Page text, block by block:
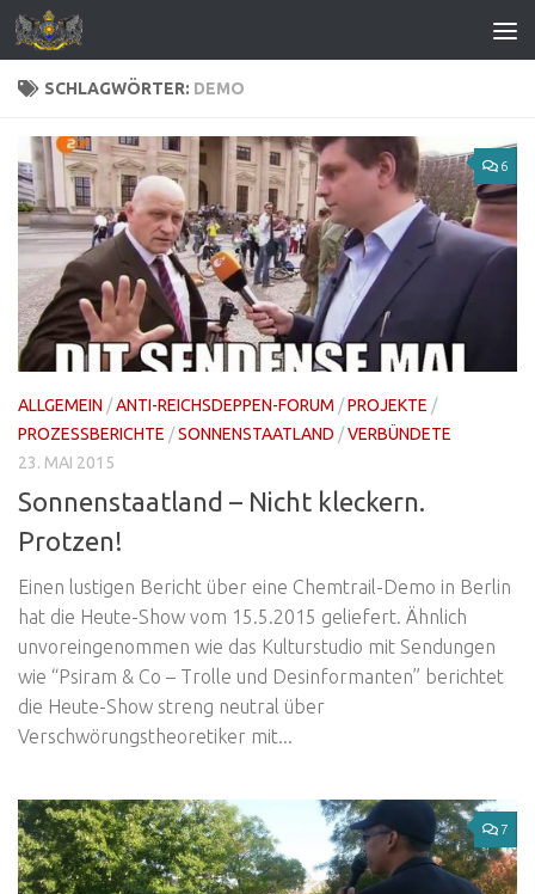
Zum Inhalt springen
SCHLAGWÖRTER: DEMO
6
ALLGEMEIN /ANTI-REICHSDEPPEN-FORUM /PROJEKTE /
PROZESSBERICHTE /SONNENSTAATLAND /VERBÜNDETE
23. MAI 2015
Sonnenstaatland – Nicht kleckern.
Protzen!
Einen lustigen Bericht über eine Chemtrail-Demo in Berlin
hat die Heute-Show vom 15.5.2015 geliefert. Ähnlich
unvoreingenommen wie das Kulturstudio mit Sendungen
wie “Psiram & Co – Trolle und Desinformanten” berichtet
die Heute-Show streng neutral über
Verschwörungstheoretiker mit...
7